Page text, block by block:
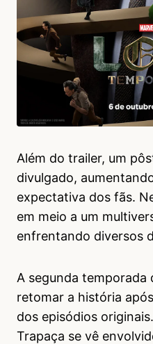
Além do trailer, um
divulgado,
expectativa dos fãs.
em meio a um
enfrentando diversos
A segunda temporada
retomar a história
dos episódios
Trapaça se vê